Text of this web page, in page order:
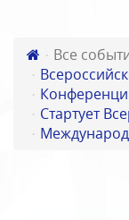
Все
Стартует